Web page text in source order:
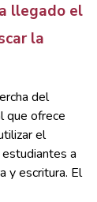
llegado el
la
del
que ofrece
el
a
y escritura. El